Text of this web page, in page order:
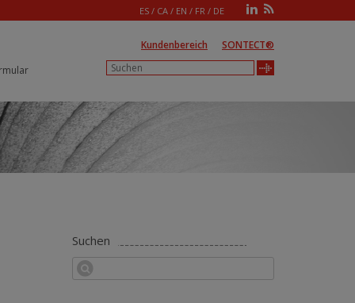
ES / CA / EN / FR / DE
Kundenbereich SONTECT®
Suchen